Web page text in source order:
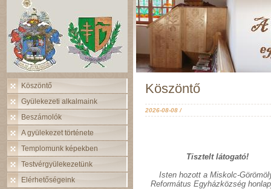
Köszöntő
Gyülekezeti alkalmaink
Beszámolók
A gyülekezet története
Templomunk képekben
Testvérgyülekezetünk
Elérhetőségeink
Köszöntő
2026-08-08 /
Tisztelt látogató!
Isten hozott a Miskolc-
Református Egyházközség